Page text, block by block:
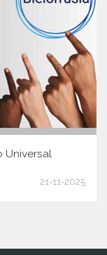
Universal
21-11-2025